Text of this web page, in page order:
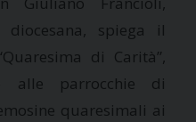
spiega il
di Carità”,
alle parrocchie di
quaresimali ai